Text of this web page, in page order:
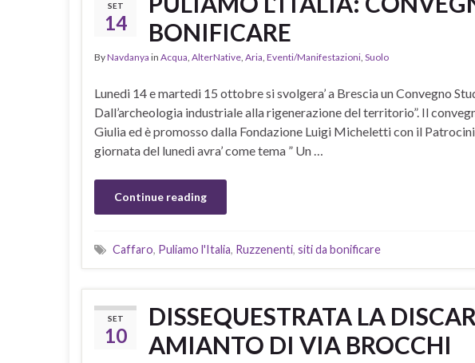
SET
14
BONIFICARE
ByNavdanya in Acqua, AlterNative, Aria, Eventi/Manifestazioni, Suolo
Lunedi 14 e martedi 15 ottobre si svolgera’ a Brescia un Convegno
Dall’archeologia industriale alla rigenerazione del territorio”. Il
Giulia ed è promosso dalla Fondazione Luigi Micheletti con il
giornata del lunedi avra’ come tema ” Un …
Continue reading
Caffaro, Puliamo l'Italia, Ruzzenenti, siti da bonificare
SET
10
DISSEQUESTRATA LA
AMIANTO DI VIA BROCCHI